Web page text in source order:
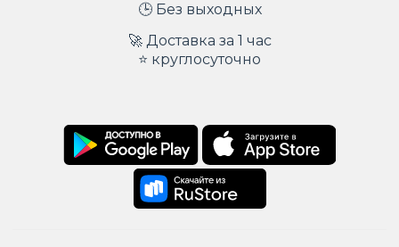
🕒 Без выходных
🚀 Доставка за 1 час
⭐ круглосуточно